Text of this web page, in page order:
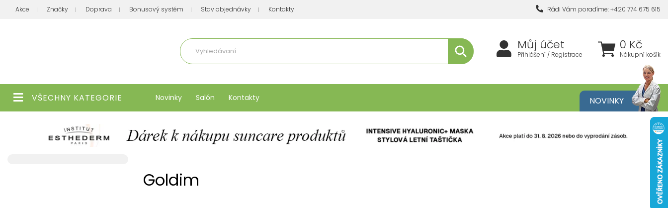
Akce Značky Doprava Bonusový systém Stav objednávky Kontakty Rádi Vám poradíme: +420 774 675 615
0 Kč
Nákupní košík
Můj účet
Přihlášení / Registrace
VŠECHNY KATEGORIE Novinky Salón Kontakty NOVINKY
Goldim